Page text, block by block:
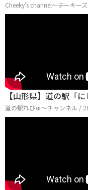
Cheeky's channel〜チーキー
【山形県】道の駅「に
道の駅れびゅ〜チャンネル /